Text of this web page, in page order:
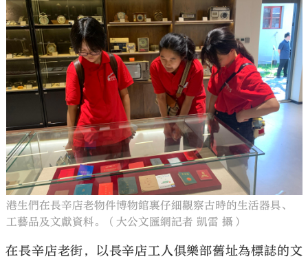
港生們在長辛店老物件博物館裏仔細觀察古時的生活器具、
工藝品及文獻資料。（大公文匯網記者 凱雷 攝）
在長辛店老街，以長辛店工人俱樂部舊址為標誌的文